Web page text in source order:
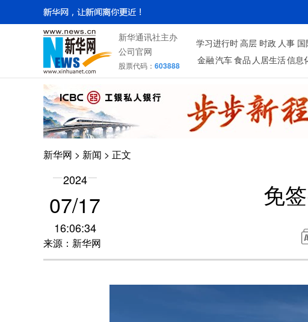
新华通讯社主办
公司官网
股票代码： 603888
学习进行时 高层 时政 人事 国
金融 汽车 食品 人居生活信息
新华网 > 新闻 > 正文
2024
07/17
16:06:34
来源：新华网
免